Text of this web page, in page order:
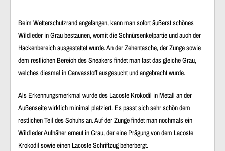
Beim Wetterschutzrand angefangen, kann man sofort äußerst schönes
Wildleder in Grau bestaunen, womit die Schnürsenkelpartie und auch der
Hackenbereich ausgestattet wurde. An der Zehentasche, der Zunge sowie
dem restlichen Bereich des Sneakers findet man fast das gleiche Grau,
welches diesmal in Canvasstoff ausgesucht und angebracht wurde.
Als Erkennungsmerkmal wurde des Lacoste Krokodil in Metall an der
Außenseite wirklich minimal platziert. Es passt sich sehr schön dem
restlichen Teil des Schuhs an. Auf der Zunge findet man nochmals ein
Wildleder Aufnäher erneut in Grau, der eine Prägung von dem Lacoste
Krokodil sowie einen Lacoste Schriftzug beherbergt.